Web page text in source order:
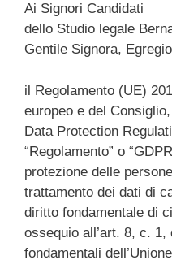
Ai Signori Candidati
dello Studio legale
Gentile Signora,
il Regolamento (UE)
europeo e del
Data Protection
“Regolamento” o
protezione delle
trattamento dei dati di
diritto fondamentale di
ossequio all’art. 8, c.
fondamentali